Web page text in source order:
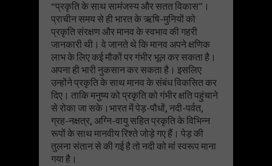
“प्रकृति के साथ सामंजस्य और सतत विकास”।
प्राचीन समय से ही भारत के ऋषि-मुनियों को
प्रकृति संरक्षण और मानव के स्वभाव की गहरी
जानकारी थी। वे जानते थे कि मानव अपने क्षणिक
लाभ के लिए कई मौकों पर गंभीर भूल कर सकता है।
अपना ही भारी नुकसान कर सकता है। इसलिए
उन्होंने प्रकृति के साथ मानव के संबंध विकसित कर
दिए। ताकि मनुष्य को प्रकृति को गंभीर क्षति पहुंचाने
से रोका जा सके।भारत में पेड़-पौधों, नदी-पर्वत,
ग्रह-नक्षत्र, अग्नि-वायु सहित प्रकृति के विभिन्न
रूपों के साथ मानवीय रिश्ते जोड़े गए हैं। पेड़ की
तुलना संतान से की गई है तो नदी को मांं स्वरूप माना
गया है।